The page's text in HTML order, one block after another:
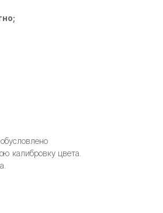
калибровку цвета.